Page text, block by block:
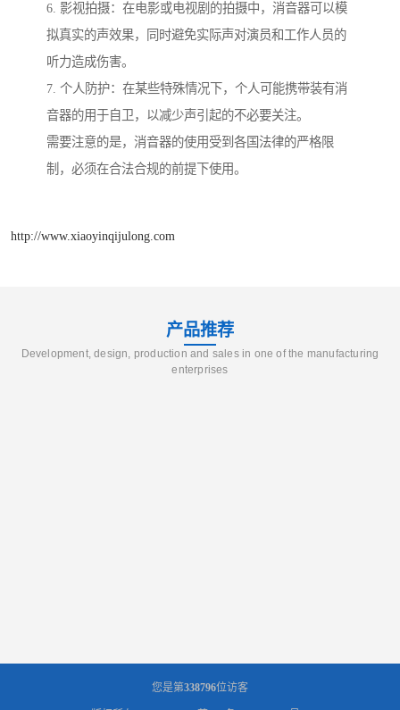
6. 影视拍摄：在电影或电视剧的拍摄中，消音器可以模
拟真实的声效果，同时避免实际声对演员和工作人员的
听力造成伤害。
7. 个人防护：在某些特殊情况下，个人可能携带装有消
音器的用于自卫，以减少声引起的不必要关注。
需要注意的是，消音器的使用受到各国法律的严格限
制，必须在合法合规的前提下使用。
http://www.xiaoyinqijulong.com
产品推荐
Development, design, production and sales in one of the manufacturing
enterprises
您是第338796位访客